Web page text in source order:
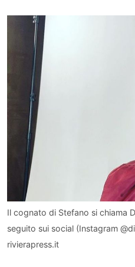
Il cognato di Stefano si chiama
seguito sui social (Instagram
rivierapress.it